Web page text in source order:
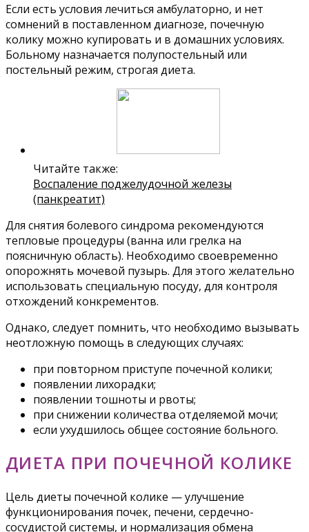
Если есть условия лечиться амбулаторно, и нет
сомнений в поставленном диагнозе, почечную
колику можно купировать и в домашних условиях.
Больному назначается полупостельный или
постельный режим, строгая диета.
Читайте также:
Воспаление поджелудочной железы
(панкреатит)
Для снятия болевого синдрома рекомендуются
тепловые процедуры (ванна или грелка на
поясничную область). Необходимо своевременно
опорожнять мочевой пузырь. Для этого желательно
использовать специальную посуду, для контроля
отхождений конкрементов.
Однако, следует помнить, что необходимо вызывать
неотложную помощь в следующих случаях:
при повторном приступе почечной колики;
появлении лихорадки;
появлении тошноты и рвоты;
при снижении количества отделяемой мочи;
если ухудшилось общее состояние больного.
ДИЕТА ПРИ ПОЧЕЧНОЙ КОЛИКЕ
Цель диеты почечной колике — улучшение
функционирования почек, печени, сердечно-
сосудистой системы, и нормализация обмена